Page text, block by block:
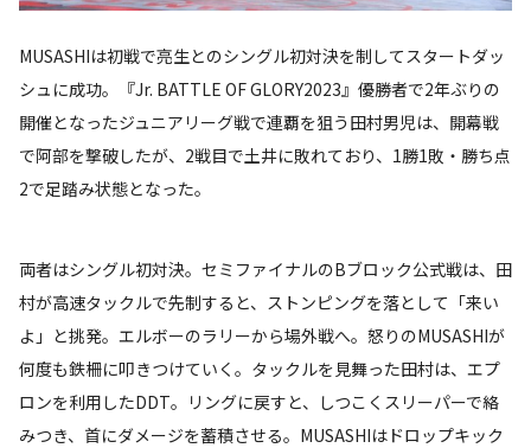
MUSASHIは初戦で亮生とのシングル初対決を制してスタートダッ
シュに成功。『Jr. BATTLE OF GLORY2023』優勝者で2年ぶりの
開催となったジュニアリーグ戦で連覇を狙う田村男児は、開幕戦
で阿部を撃破したが、2戦目で土井に敗れており、1勝1敗・勝ち点
2で足踏み状態となった。
両者はシングル初対決。セミファイナルのBブロック公式戦は、田
村が高速タックルで先制すると、ストンピングを落として「来い
よ」と挑発。エルボーのラリーから場外戦へ。怒りのMUSASHIが
何度も鉄柵に叩きつけていく。タックルを見舞った田村は、エプ
ロンを利用したDDT。リングに戻すと、しつこくスリーパーで絡
みつき、首にダメージを蓄積させる。MUSASHIはドロップキック